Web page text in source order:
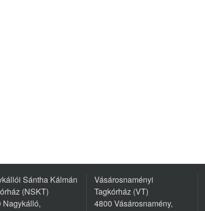
Sántha Kálmán
(NSKT)
Nagykálló,
Vásárosnaményi
Tagkórház (VT)
4800 Vásárosnamény,